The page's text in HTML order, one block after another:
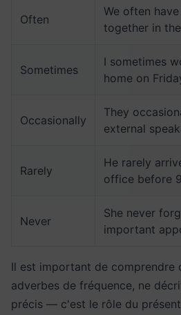
Often
We often
together in
Sometimes
I sometimes
home on
Occasionally
They
external
Rarely
He rarely
office before
Never
She never
important
Il est important de comprendre
adverbes de fréquence, ne
précis — c'est le rôle du